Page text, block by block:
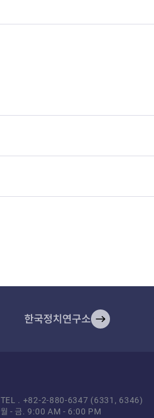
한국정치연구소
TEL . +82-2-880-6347 (6331, 6346)
월 - 금.9:00 AM - 6:00 PM